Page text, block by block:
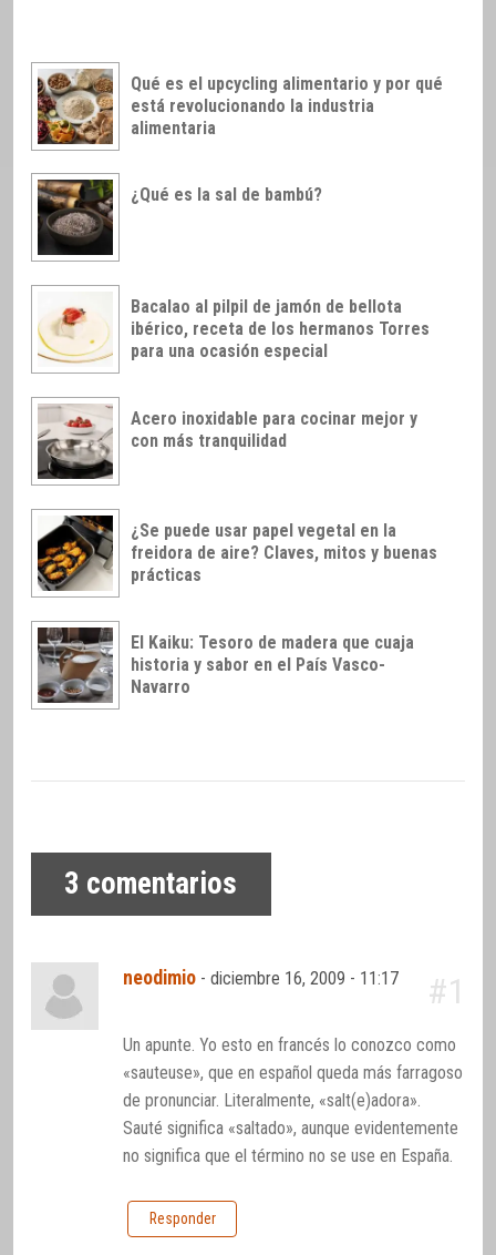
Qué es el upcycling alimentario y por qué
está revolucionando la industria
alimentaria
¿Qué es la sal de bambú?
Bacalao al pilpil de jamón de bellota
ibérico, receta de los hermanos Torres
para una ocasión especial
Acero inoxidable para cocinar mejor y
con más tranquilidad
¿Se puede usar papel vegetal en la
freidora de aire? Claves, mitos y buenas
prácticas
El Kaiku: Tesoro de madera que cuaja
historia y sabor en el País Vasco-
Navarro
3 comentarios
neodimio -diciembre 16, 2009 - 11:17 #1
Un apunte. Yo esto en francés lo conozco como
«sauteuse», que en español queda más farragoso
de pronunciar. Literalmente, «salt(e)adora».
Sauté significa «saltado», aunque evidentemente
no significa que el término no se use en España.
Responder